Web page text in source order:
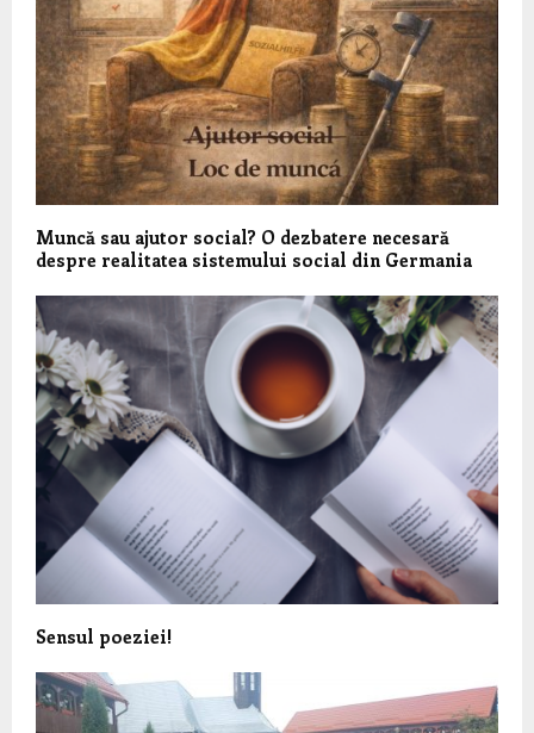
Muncă sau ajutor social? O dezbatere necesară
despre realitatea sistemului social din Germania
Sensul poeziei!